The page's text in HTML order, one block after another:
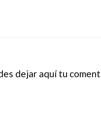
dejar aquí tu